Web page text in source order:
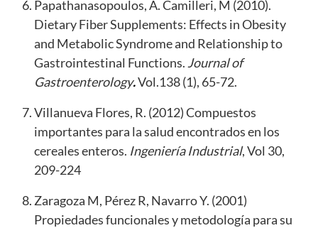
Papathanasopoulos, A. Camilleri, M (2010).
Dietary Fiber Supplements: Effects in Obesity
and Metabolic Syndrome and Relationship to
Gastrointestinal Functions. Journal of
Gastroenterology.Vol.138 (1), 65-72.
Villanueva Flores, R. (2012) Compuestos
importantes para la salud encontrados en los
cereales enteros. Ingeniería Industrial, Vol 30,
209-224
Zaragoza M, Pérez R, Navarro Y. (2001)
Propiedades funcionales y metodología para su